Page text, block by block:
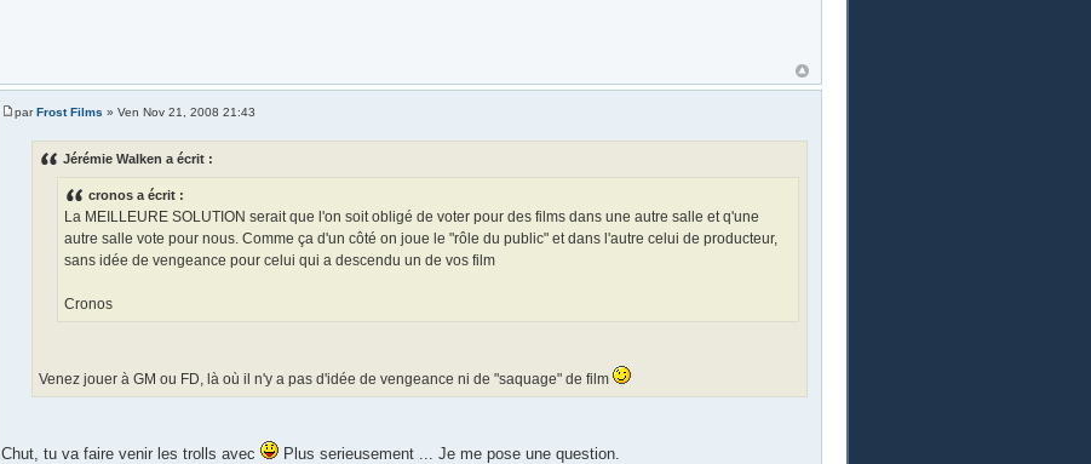
parFrost Films » Ven Nov 21, 2008 21:43
Jérémie Walken a écrit :
cronos a écrit :
La MEILLEURE SOLUTION serait que l'on soit obligé de voter pour des films dans une autre salle et q'une
autre salle vote pour nous. Comme ça d'un côté on joue le "rôle du public" et dans l'autre celui de producteur,
sans idée de vengeance pour celui qui a descendu un de vos film
Cronos
Venez jouer à GM ou FD, là où il n'y a pas d'idée de vengeance ni de "saquage" de film
Chut, tu va faire venir les trolls avec Plus serieusement ... Je me pose une question.